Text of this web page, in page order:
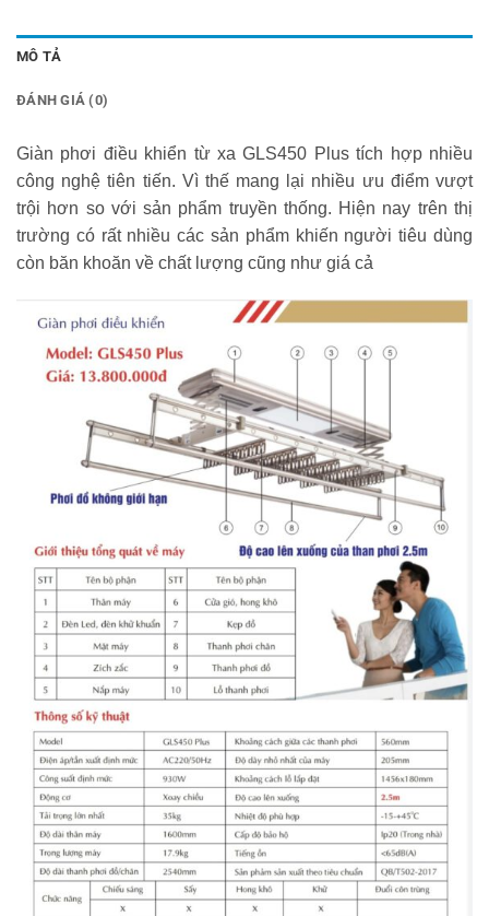
MÔ TẢ
ĐÁNH GIÁ (0)
Giàn phơi điều khiển từ xa GLS450 Plus tích hợp nhiều
công nghệ tiên tiến. Vì thế mang lại nhiều ưu điểm vượt
trội hơn so với sản phẩm truyền thống. Hiện nay trên thị
trường có rất nhiều các sản phẩm khiến người tiêu dùng
còn băn khoăn về chất lượng cũng như giá cả